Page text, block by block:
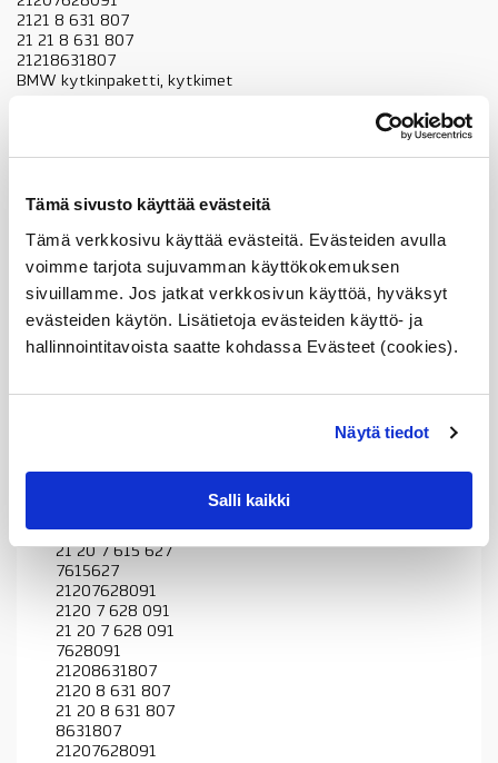
Tämä sivusto käyttää evästeitä
Tämä verkkosivu käyttää evästeitä. Evästeiden avulla
voimme tarjota sujuvamman käyttökokemuksen
sivuillamme. Jos jatkat verkkosivun käyttöä, hyväksyt
evästeiden käytön. Lisätietoja evästeiden käyttö- ja
hallinnointitavoista saatte kohdassa Evästeet (cookies).
Näytä tiedot
Salli kaikki
2121 8 631 807
21 21 8 631 807
21218631807
BMW kytkinpaketti, kytkimet
Online ETK)
Ks. kuvan kohta 01
21208631807
BMW
N47,
B47,
katso
sopivuus,
Tuotekuvaus
Osan vertailunumerot:
2120 7 615 627
21 20 7 615 627
7615627
21207628091
2120 7 628 091
21 20 7 628 091
7628091
21208631807
2120 8 631 807
21 20 8 631 807
8631807
21207628091